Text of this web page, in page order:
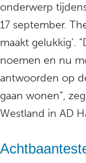
onderwerp
17 september.
maakt gelukkig’.
noemen en nu
antwoorden op
gaan wonen”,
Westland in AD